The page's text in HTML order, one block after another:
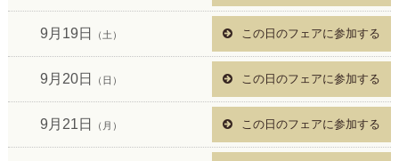
9月19日 （土） この日のフェアに参加する
9月20日 （日） この日のフェアに参加する
9月21日 （月） この日のフェアに参加する